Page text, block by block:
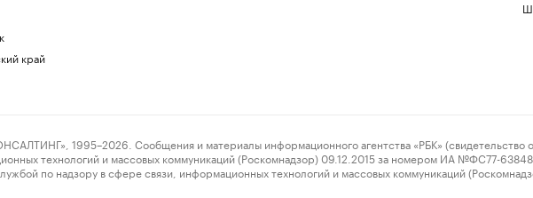
край
1995–2026. Сообщения и материалы информационного агентства «РБК» (свидетельство
технологий и массовых коммуникаций (Роскомнадзор) 09.12.2015 за номером ИА №ФС77-
по надзору в сфере связи, информационных технологий и массовых коммуникаций